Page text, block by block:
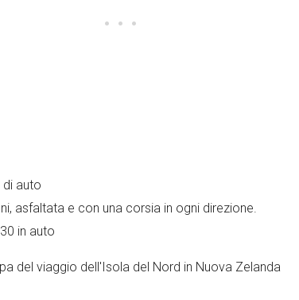
di auto
asfaltata e con una corsia in ogni direzione.
in auto